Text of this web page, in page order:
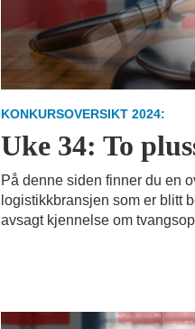
KONKURSOVERSIKT 2024:
Uke 34: To
På denne siden finner du en
logistikkbransjen som er blitt
avsagt kjennelse om